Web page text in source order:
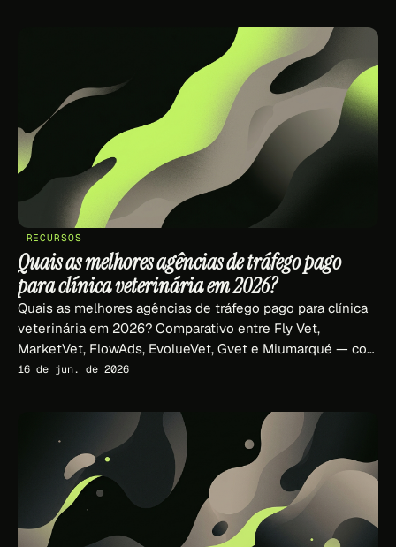
RECURSOS
Quais as melhores agências de tráfego pago
para clínica veterinária em 2026?
Quais as melhores agências de tráfego pago para clínica
veterinária em 2026? Comparativo entre Fly Vet,
MarketVet, FlowAds, EvolueVet, Gvet e Miumarqué — com
critérios verificáveis.
16 de jun. de 2026